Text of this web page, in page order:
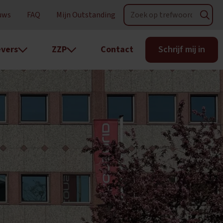
FAQ Mijn Outstanding
ZZP Contact Schrijf mij in